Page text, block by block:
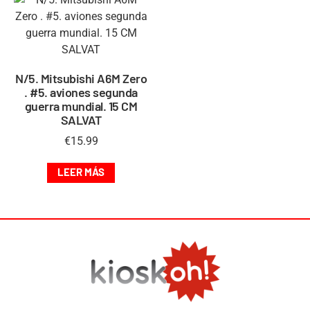
N/5. Mitsubishi A6M Zero
. #5. aviones segunda
guerra mundial. 15 CM
SALVAT
€15.99
LEER MÁS